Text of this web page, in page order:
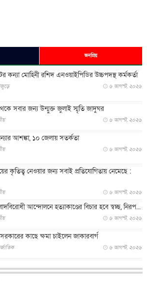
জনপ্রিয়
কন্যা মোহিনী রশিদ এনওয়াইপিডির উচ্চপদস্থ কর্মকর্তা
৬ আগস্ট, ২০২৬
সবার জন্য উন্মুক্ত জুলাই স্মৃতি জাদুঘর
৬ আগস্ট, ২০২৬
আশঙ্কা, ১০ জেলায় সতর্কতা
৬ আগস্ট, ২০২৬
কৃতিত্ব নেওয়ার জন্য সবাই প্রতিযোগিতায় নেমেছে :
৬ আগস্ট, ২০২৬
আন্দোলনে হত্যাকাণ্ডের বিচার হবে স্বচ্ছ, নিরপ...
৬ আগস্ট, ২০২৬
কাছে ক্ষমা চাইলেন জাকারবার্গ
৬ আগস্ট, ২০২৬
হেলিকপ্টার ও যাত্রীবাহী বিমান মুখোমুখি, তদন্...